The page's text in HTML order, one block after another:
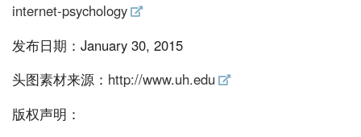
internet-psychology
发布日期：January 30, 2015
头图素材来源： http://www.uh.edu
版权声明：